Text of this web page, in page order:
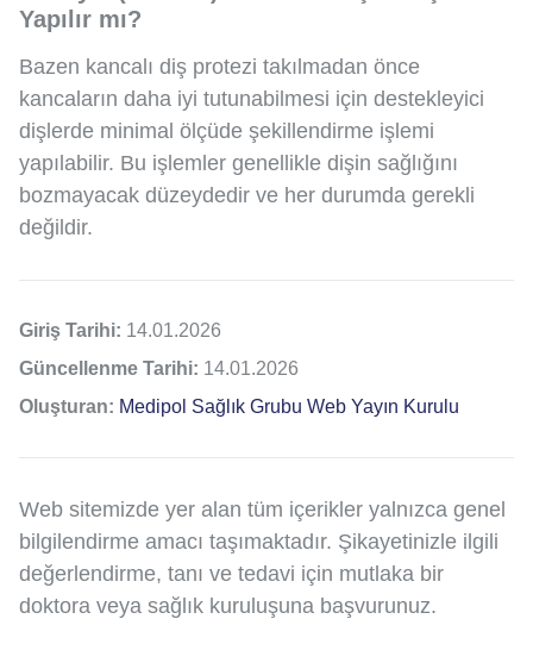
Yapılır mı?
Bazen kancalı diş protezi takılmadan önce
kancaların daha iyi tutunabilmesi için destekleyici
dişlerde minimal ölçüde şekillendirme işlemi
yapılabilir. Bu işlemler genellikle dişin sağlığını
bozmayacak düzeydedir ve her durumda gerekli
değildir.
Giriş Tarihi: 14.01.2026
Güncellenme Tarihi: 14.01.2026
Oluşturan: Medipol Sağlık Grubu Web Yayın Kurulu
Web sitemizde yer alan tüm içerikler yalnızca genel
bilgilendirme amacı taşımaktadır. Şikayetinizle ilgili
değerlendirme, tanı ve tedavi için mutlaka bir
doktora veya sağlık kuruluşuna başvurunuz.